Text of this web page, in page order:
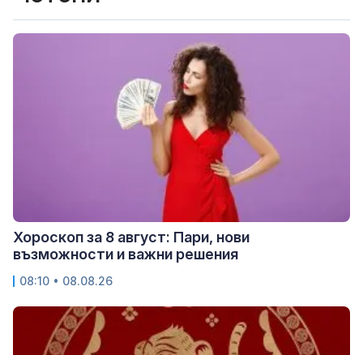
Хороскоп за 8 август: Пари, нови
възможности и важни решения
08:10 • 08.08.26